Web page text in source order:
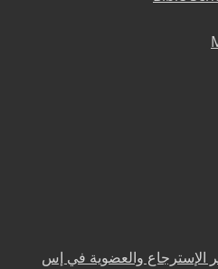
الإسترجاع والعضوية في إس